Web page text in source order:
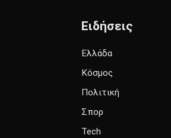
Ειδήσεις
Ελλάδα
Κόσμος
Πολιτική
Σπορ
Tech